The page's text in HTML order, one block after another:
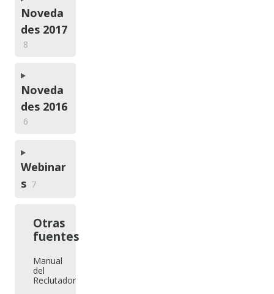
Noveda
des 2017
8
Noveda
des 2016
6
Webinar
s 7
Otras
fuentes
Manual
del
Reclutador